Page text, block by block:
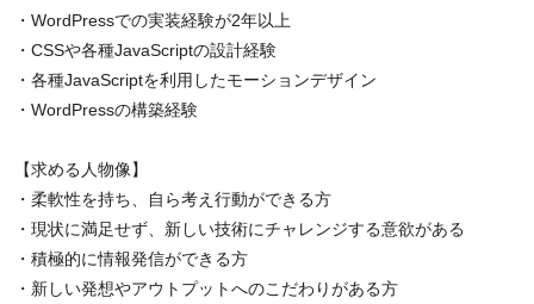
・WordPressでの実装経験が2年以上
・CSSや各種JavaScriptの設計経験
・各種JavaScriptを利用したモーションデザイン
・WordPressの構築経験
【求める人物像】
・柔軟性を持ち、自ら考え行動ができる方
・現状に満足せず、新しい技術にチャレンジする意欲がある
・積極的に情報発信ができる方
・新しい発想やアウトプットへのこだわりがある方